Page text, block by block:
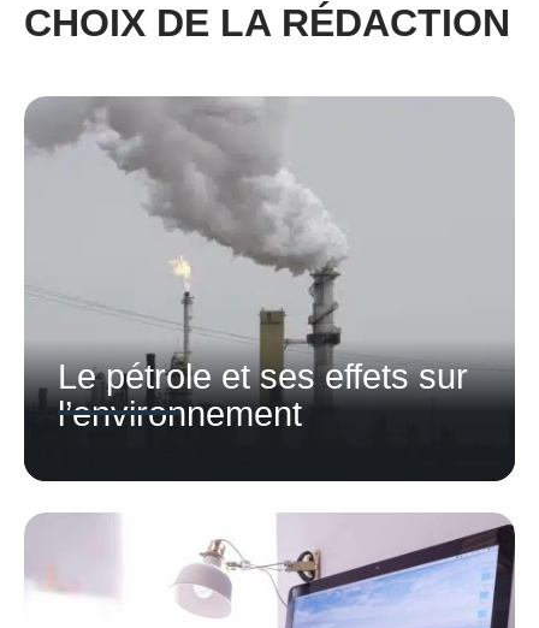
CHOIX DE LA RÉDACTION
Le pétrole et ses effets sur
l’environnement